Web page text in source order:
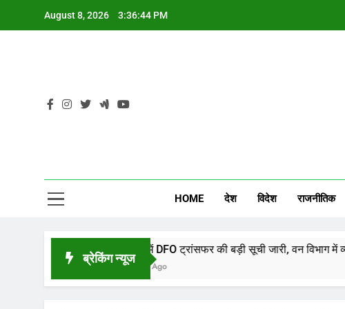
August 8, 2026 3:36:44 PM
HOME देश विदेश राजनीतिक
ब्रेकिंग न्यूज
छत्तीसगढ़ में DFO ट्रांसफर की बड़ी सूची जारी, वन विभाग में व्यापक फेरबदल
55 Minutes Ago